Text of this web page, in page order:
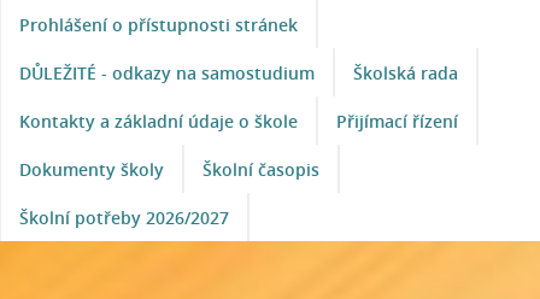
Prohlášení o přístupnosti stránek
DŮLEŽITÉ - odkazy na samostudium Školská rada
Kontakty a základní údaje o škole Přijímací řízení
Dokumenty školy Školní časopis
Školní potřeby 2026/2027